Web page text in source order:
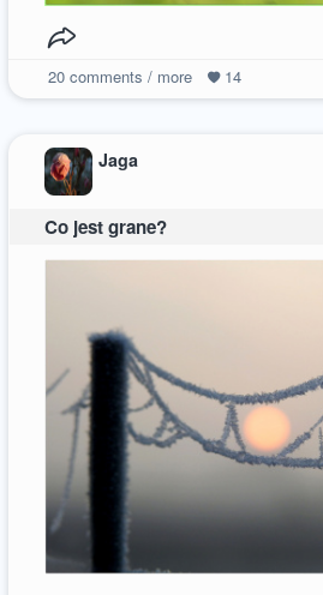
20comments / more 14
Jaga
Co jest grane?